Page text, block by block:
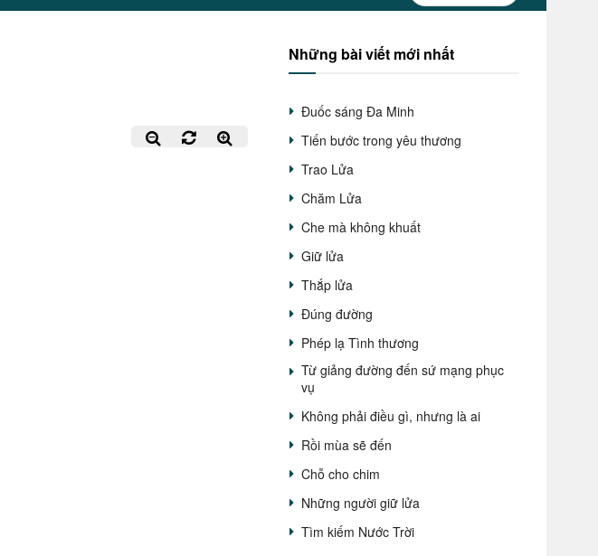
Những bài viết mới nhất
Đuốc sáng Đa Minh
Tiến bước trong yêu thương
Trao Lửa
Chăm Lửa
Che mà không khuất
Giữ lửa
Thắp lửa
Đúng đường
Phép lạ Tình thương
Từ giảng đường đến sứ mạng phục
vụ
Không phải điều gì, nhưng là ai
Rồi mùa sẽ đến
Chỗ cho chim
Những người giữ lửa
Tìm kiếm Nước Trời